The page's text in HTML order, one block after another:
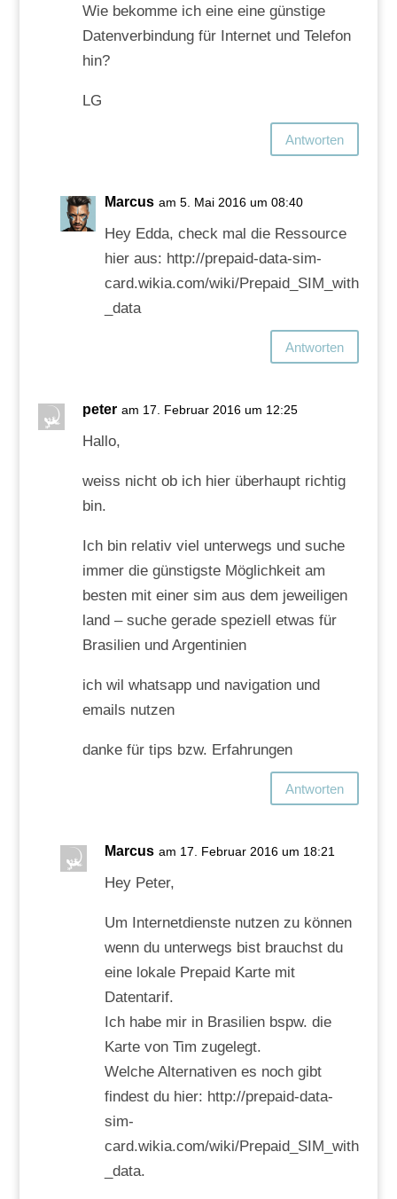
Wie bekomme ich eine eine günstige
Datenverbindung für Internet und Telefon
hin?
LG
Antworten
Marcus am 5. Mai 2016 um 08:40
Hey Edda, check mal die Ressource
hier aus: http://prepaid-data-sim-
card.wikia.com/wiki/Prepaid_SIM_with
_data
Antworten
peter am 17. Februar 2016 um 12:25
Hallo,
weiss nicht ob ich hier überhaupt richtig
bin.
Ich bin relativ viel unterwegs und suche
immer die günstigste Möglichkeit am
besten mit einer sim aus dem jeweiligen
land – suche gerade speziell etwas für
Brasilien und Argentinien
ich wil whatsapp und navigation und
emails nutzen
danke für tips bzw. Erfahrungen
Antworten
Marcus am 17. Februar 2016 um 18:21
Hey Peter,
Um Internetdienste nutzen zu können
wenn du unterwegs bist brauchst du
eine lokale Prepaid Karte mit
Datentarif.
Ich habe mir in Brasilien bspw. die
Karte von Tim zugelegt.
Welche Alternativen es noch gibt
findest du hier: http://prepaid-data-
sim-
card.wikia.com/wiki/Prepaid_SIM_with
_data.